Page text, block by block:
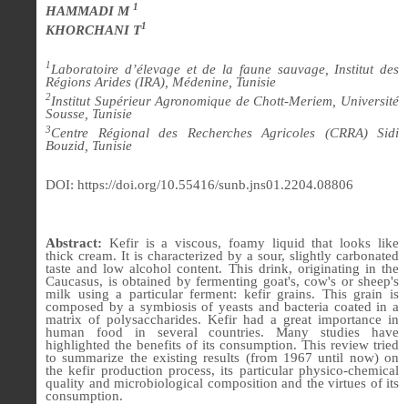
HAMMADI M 1
KHORCHANI T1
1 Laboratoire d’élevage et de la faune sauvage, Institut des
Régions Arides (IRA), Médenine, Tunisie
2Institut Supérieur Agronomique de Chott-Meriem, Université
Sousse, Tunisie
3Centre Régional des Recherches Agricoles (CRRA) Sidi
Bouzid, Tunisie
DOI: https://doi.org/10.55416/sunb.jns01.2204.08806
Abstract: Kefir is a viscous, foamy liquid that looks like
thick cream. It is characterized by a sour, slightly carbonated
taste and low alcohol content. This drink, originating in the
Caucasus, is obtained by fermenting goat's, cow's or sheep's
milk using a particular ferment: kefir grains. This grain is
composed by a symbiosis of yeasts and bacteria coated in a
matrix of polysaccharides. Kefir had a great importance in
human food in several countries. Many studies have
highlighted the benefits of its consumption. This review tried
to summarize the existing results (from 1967 until now) on
the kefir production process, its particular physico-chemical
quality and microbiological composition and the virtues of its
consumption.